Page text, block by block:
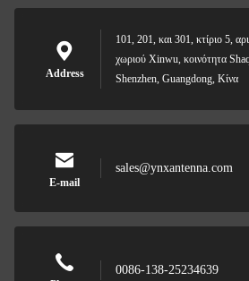
Address
101, 201, και 301, κτίριο 5,
χωριού Xinwu, κοινότητα
Shenzhen, Guangdong, Κίνα
E-mail
sales@ynxantenna.com
0086-138-25234639